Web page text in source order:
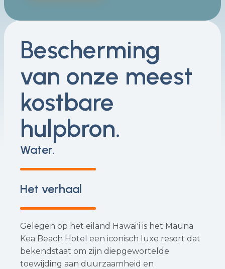
Bescherming
van onze meest
kostbare
hulpbron.
Water.
Het verhaal
Gelegen op het eiland Hawaiʻi is het Mauna
Kea Beach Hotel een iconisch luxe resort dat
bekendstaat om zijn diepgewortelde
toewijding aan duurzaamheid en